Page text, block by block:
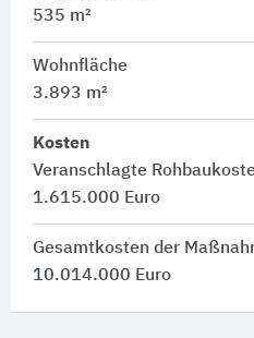
535 m²
Wohnfläche
3.893 m²
Kosten
Veranschlagte
1.615.000 Euro
Gesamtkosten der
10.014.000 Euro